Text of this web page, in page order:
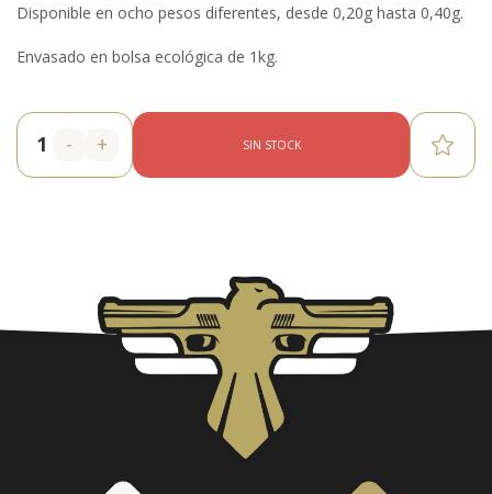
Disponible en ocho pesos diferentes, desde 0,20g hasta 0,40g.
Envasado en bolsa ecológica de 1kg.
- + SIN STOCK